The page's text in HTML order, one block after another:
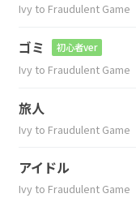
Ivy to Fraudulent Game
ゴミ 初心者ver
Ivy to Fraudulent Game
旅人
Ivy to Fraudulent Game
アイドル
Ivy to Fraudulent Game